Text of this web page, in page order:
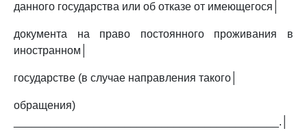
данного государства или об отказе от имеющегося│
документа на право постоянного проживания в
иностранном│
государстве (в случае направления такого│
обращения)
___________________________________________.│